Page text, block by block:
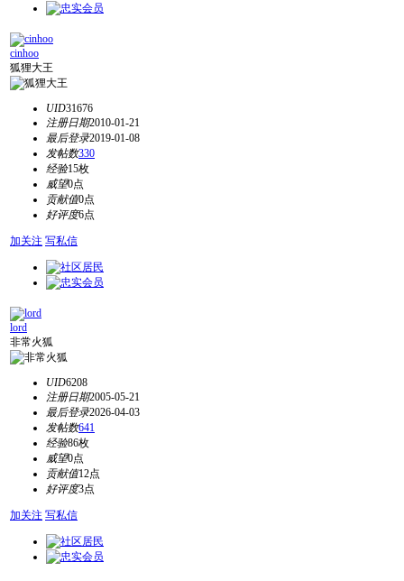
cinhoo
狐狸大王
UID31676
注册日期2010-01-21
最后登录2019-01-08
发帖数330
经验15枚
威望0点
贡献值0点
好评度6点
加关注 写私信
lord
非常火狐
UID6208
注册日期2005-05-21
最后登录2026-04-03
发帖数641
经验86枚
威望0点
贡献值12点
好评度3点
加关注 写私信